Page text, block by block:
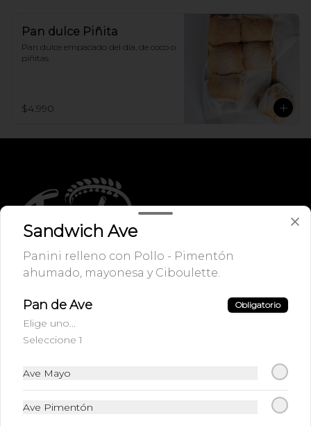
Pan dulce Piñita
Pan dulce empacado del día, de coco o
piñitas
$4.990
Zona de despacho
Términos y condiciones
Redes sociales
Sandwich Ave
Panini relleno con Pollo - Pimentón
ahumado, mayonesa y Ciboulette.
Pan de Ave Obligatorio
Elige uno...
Seleccione 1
Ave Mayo
Ave Pimentón